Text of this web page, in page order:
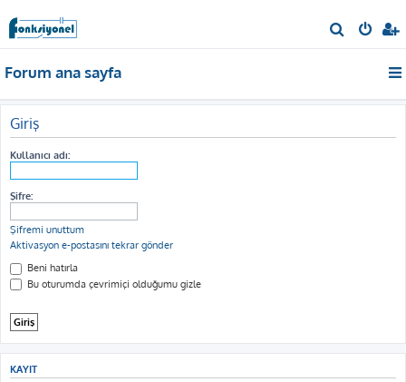
r
Forum ana sayfa
Giriş
Kullanıcı adı:
Şifre:
Şifremi unuttum
Aktivasyon e-postasını tekrar gönder
Beni hatırla
Bu oturumda çevrimiçi olduğumu gizle
KAYIT